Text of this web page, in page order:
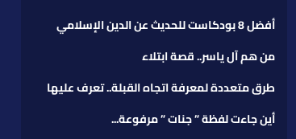
أفضل 8 بودكاست للحديث عن الدين الإسلامي
من هم آل ياسر.. قصة ابتلاء
طرق متعددة لمعرفة اتجاه القبلة.. تعرف عليها
أين جاءت لفظة ” جنات ” مرفوعة...